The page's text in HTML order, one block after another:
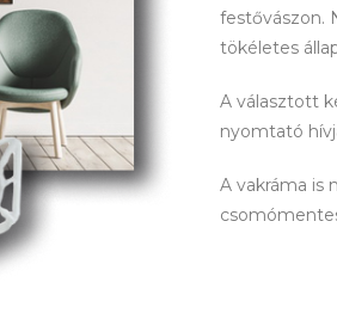
festővászon.
tökéletes
A választott
nyomtató
A vakráma is